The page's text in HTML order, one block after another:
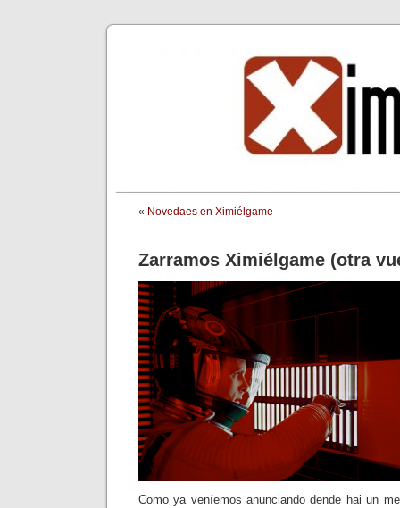
« Novedaes en Ximiélgame
Zarramos Ximiélgame (otra
Como ya veníemos anunciando dende hai un